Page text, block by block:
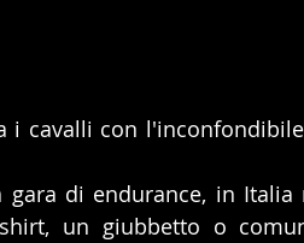
i cavalli con
di endurance, in